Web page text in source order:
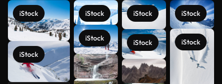
iStock
iStock
iStock
iStock
iStock
iStock
iStock
iStock